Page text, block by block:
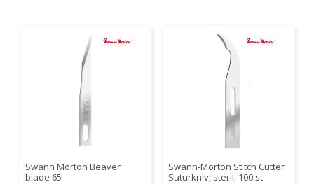
Swann Morton Beaver
blade 65
Swann-Morton Stitch Cutter
Suturkniv, steril, 100 st